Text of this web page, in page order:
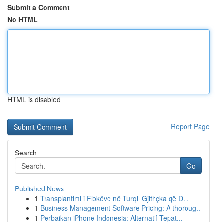
Submit a Comment
No HTML
HTML is disabled
Report Page
Search
Go
Published News
1 Transplantimi i Flokëve në Turqi: Gjithçka që D...
1 Business Management Software Pricing: A thoroug...
1 Perbaikan iPhone Indonesia: Alternatif Tepat...